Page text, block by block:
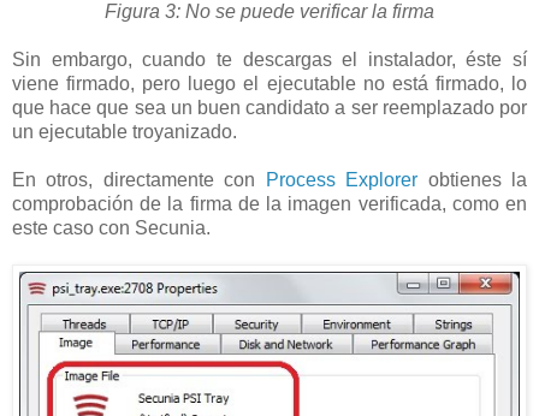
Figura 3: No se puede verificar la firma
Sin embargo, cuando te descargas el instalador, éste sí
viene firmado, pero luego el ejecutable no está firmado, lo
que hace que sea un buen candidato a ser reemplazado por
un ejecutable troyanizado.
En otros, directamente con Process Explorer obtienes la
comprobación de la firma de la imagen verificada, como en
este caso con Secunia.